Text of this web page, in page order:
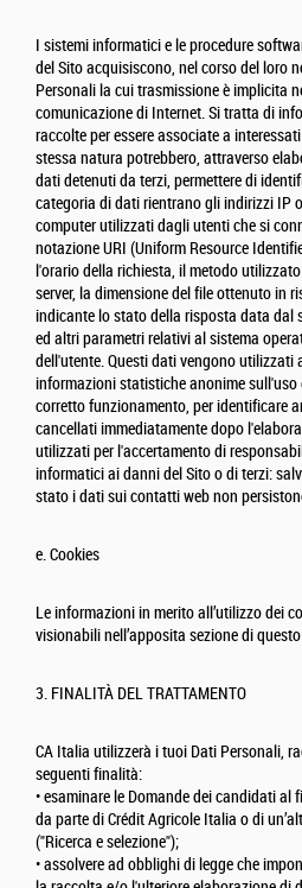
I sistemi informatici e le procedure
del Sito acquisiscono, nel corso del loro
Personali la cui trasmissione è implicita
comunicazione di Internet. Si tratta di
raccolte per essere associate a
stessa natura potrebbero, attraverso
dati detenuti da terzi, permettere di
categoria di dati rientrano gli indirizzi IP
computer utilizzati dagli utenti che si
notazione URI (Uniform Resource
l'orario della richiesta, il metodo
server, la dimensione del file ottenuto in
indicante lo stato della risposta data dal
ed altri parametri relativi al sistema
dell'utente. Questi dati vengono utilizzati
informazioni statistiche anonime sull'uso
corretto funzionamento, per identificare
cancellati immediatamente dopo
utilizzati per l'accertamento di
informatici ai danni del Sito o di terzi:
stato i dati sui contatti web non
e. Cookies
Le informazioni in merito all’utilizzo dei
visionabili nell’apposita sezione di
3. FINALITÀ DEL TRATTAMENTO
CA Italia utilizzerà i tuoi Dati Personali,
seguenti finalità:
• esaminare le Domande dei candidati al
da parte di Crédit Agricole Italia o di
("Ricerca e selezione");
• assolvere ad obblighi di legge che